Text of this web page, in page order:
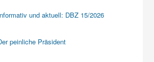
und aktuell: DBZ 15/2026
peinliche Präsident